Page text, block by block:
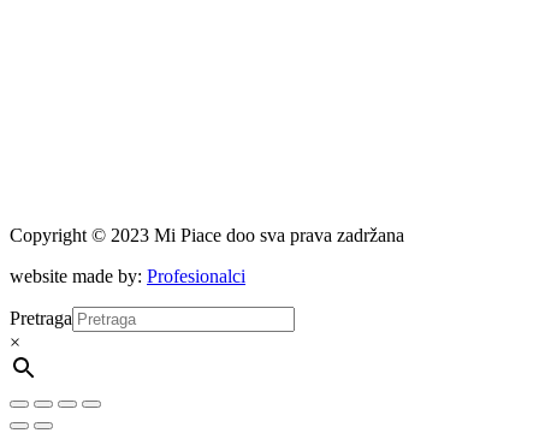
Copyright © 2023 Mi Piace doo sva prava zadržana
website made by: Profesionalci
Pretraga
×